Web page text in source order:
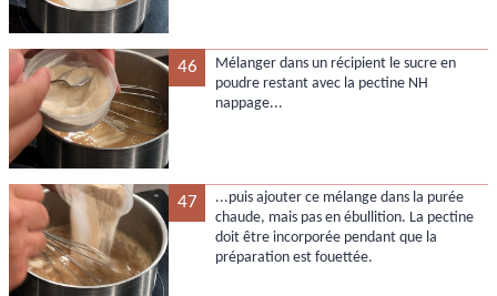
46
Mélanger dans un récipient le sucre en
poudre restant avec la pectine NH
nappage...
47
...puis ajouter ce mélange dans la purée
chaude, mais pas en ébullition. La pectine
doit être incorporée pendant que la
préparation est fouettée.